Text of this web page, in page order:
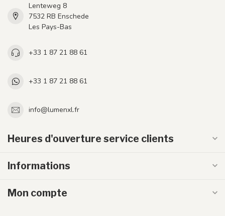
Lenteweg 8
7532 RB Enschede
Les Pays-Bas
+33 1 87 21 88 61
+33 1 87 21 88 61
info@lumenxl.fr
Heures d'ouverture service clients
Informations
Mon compte